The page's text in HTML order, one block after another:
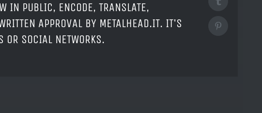
IN PUBLIC, ENCODE, TRANSLATE,
APPROVAL BY METALHEAD.IT. IT'S
OR SOCIAL NETWORKS.
Tumblr
Pinterest